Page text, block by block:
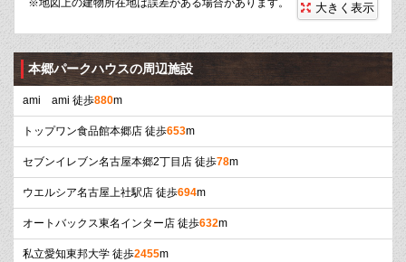
※地図上の建物所在地は誤差がある場合があります。 大きく表示
本郷パークハウスの周辺施設
ami ami 徒歩880m
トップワン食品館本郷店 徒歩653m
セブンイレブン名古屋本郷2丁目店 徒歩78m
ウエルシア名古屋上社駅店 徒歩694m
オートバックス東名インター店 徒歩632m
私立愛知東邦大学 徒歩2455m